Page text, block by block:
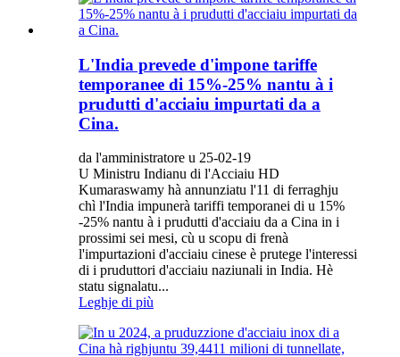
L'India prevede d'impone tariffe
temporanee di 15%-25% nantu à i
prudutti d'acciaiu impurtati da a
Cina.
da l'amministratore u 25-02-19
U Ministru Indianu di l'Acciaiu HD
Kumaraswamy hà annunziatu l'11 di ferraghju
chì l'India impunerà tariffi temporanei di u 15%
-25% nantu à i prudutti d'acciaiu da a Cina in i
prossimi sei mesi, cù u scopu di frenà
l'impurtazioni d'acciaiu cinese è prutege l'interessi
di i pruduttori d'acciaiu naziunali in India. Hè
statu signalatu...
Leghje di più